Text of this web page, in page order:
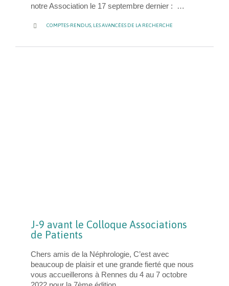
notre Association le 17 septembre dernier : …
 CATEGORY
COMPTES-RENDUS, LES AVANCÉES DE LA RECHERCHE
J-9 avant le Colloque Associations
de Patients
Chers amis de la Néphrologie, C’est avec
beaucoup de plaisir et une grande fierté que nous
vous accueillerons à Rennes du 4 au 7 octobre